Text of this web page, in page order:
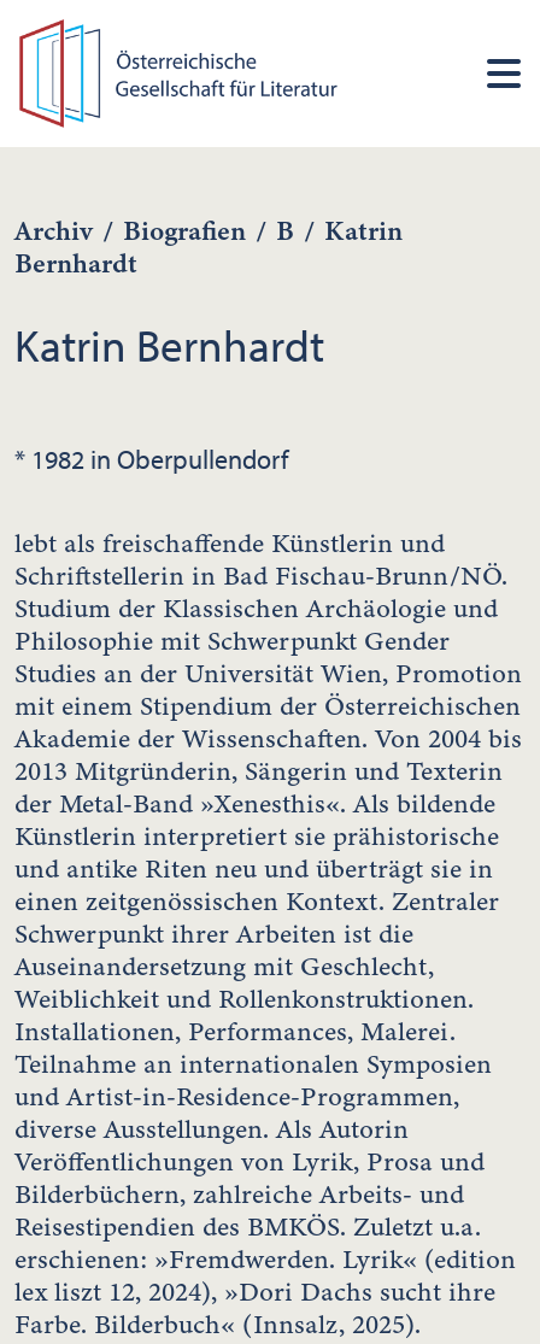
Archiv / Biografien / B / Katrin
Bernhardt
Katrin Bernhardt
* 1982 in Oberpullendorf
lebt als freischaffende Künstlerin und
Schriftstellerin in Bad Fischau-Brunn/NÖ.
Studium der Klassischen Archäologie und
Philosophie mit Schwerpunkt Gender
Studies an der Universität Wien, Promotion
mit einem Stipendium der Österreichischen
Akademie der Wissenschaften. Von 2004 bis
2013 Mitgründerin, Sängerin und Texterin
der Metal-Band »Xenesthis«. Als bildende
Künstlerin interpretiert sie prähistorische
und antike Riten neu und überträgt sie in
einen zeitgenössischen Kontext. Zentraler
Schwerpunkt ihrer Arbeiten ist die
Auseinandersetzung mit Geschlecht,
Weiblichkeit und Rollenkonstruktionen.
Installationen, Performances, Malerei.
Teilnahme an internationalen Symposien
und Artist-in-Residence-Programmen,
diverse Ausstellungen. Als Autorin
Veröffentlichungen von Lyrik, Prosa und
Bilderbüchern, zahlreiche Arbeits- und
Reisestipendien des BMKÖS. Zuletzt u.a.
erschienen: »Fremdwerden. Lyrik« (edition
lex liszt 12, 2024), »Dori Dachs sucht ihre
Farbe. Bilderbuch« (Innsalz, 2025).